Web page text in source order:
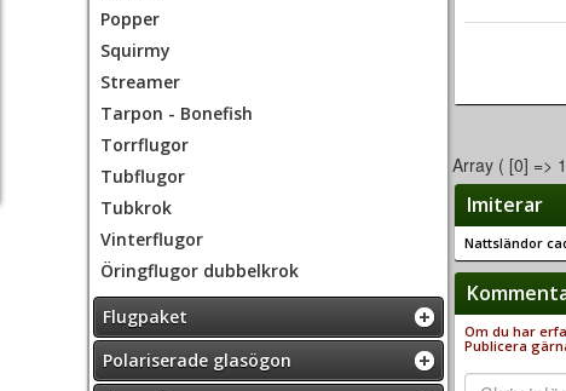
Popper
Squirmy
Streamer
Tarpon - Bonefish
Torrflugor
Tubflugor
Tubkrok
Vinterflugor
Öringflugor dubbelkrok
Flugpaket
Polariserade glasögon
Array ( [0] =>
Imiterar
Nattsländor
Om du har
Publicera